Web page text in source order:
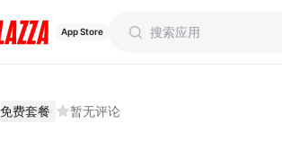
App Store
费套餐 暂无评论